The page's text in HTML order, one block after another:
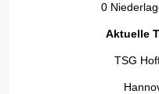
0
Aktuelle
TSG